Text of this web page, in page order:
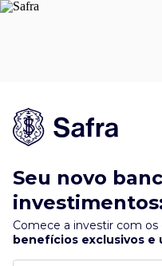
Seu novo
Comece a investir com os
benefícios exclusivos